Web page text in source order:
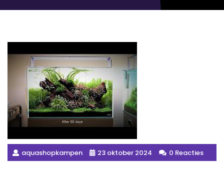
aquashopkampen 23 oktober 2024 0 Reacties